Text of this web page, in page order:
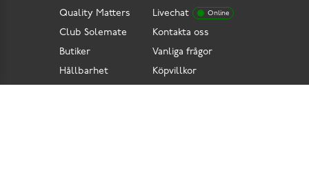
Livechat Online
Kontakta oss
Vanliga frågor
Köpvillkor
Quality Matters
Club Solemate
Butiker
Hållbarhet